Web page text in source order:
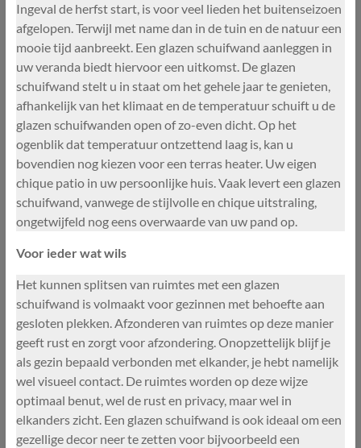
Ingeval de herfst start, is voor veel lieden het buitenseizoen
afgelopen. Terwijl met name dan in de tuin en de natuur een
mooie tijd aanbreekt. Een glazen schuifwand aanleggen in
uw veranda biedt hiervoor een uitkomst. De glazen
schuifwand stelt u in staat om het gehele jaar te genieten,
afhankelijk van het klimaat en de temperatuur schuift u de
glazen schuifwanden open of zo-even dicht. Op het
ogenblik dat temperatuur ontzettend laag is, kan u
bovendien nog kiezen voor een terras heater. Uw eigen
chique patio in uw persoonlijke huis. Vaak levert een glazen
schuifwand, vanwege de stijlvolle en chique uitstraling,
ongetwijfeld nog eens overwaarde van uw pand op.
Voor ieder wat wils
Het kunnen splitsen van ruimtes met een glazen
schuifwand is volmaakt voor gezinnen met behoefte aan
gesloten plekken. Afzonderen van ruimtes op deze manier
geeft rust en zorgt voor afzondering. Onopzettelijk blijf je
als gezin bepaald verbonden met elkander, je hebt namelijk
wel visueel contact. De ruimtes worden op deze wijze
optimaal benut, wel de rust en privacy, maar wel in
elkanders zicht. Een glazen schuifwand is ook ideaal om een
gezellige decor neer te zetten voor bijvoorbeeld een